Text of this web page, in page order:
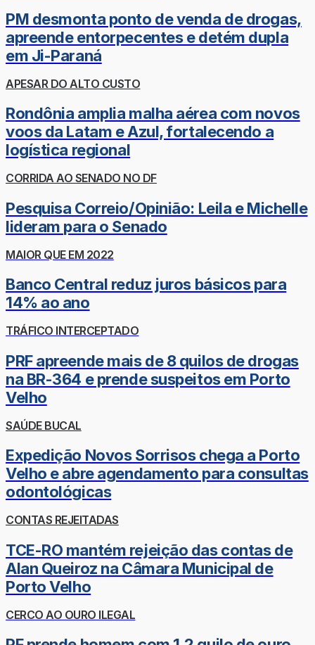
PM desmonta ponto de venda de drogas,
apreende entorpecentes e detém dupla
em Ji-Paraná
APESAR DO ALTO CUSTO
Rondônia amplia malha aérea com novos
voos da Latam e Azul, fortalecendo a
logística regional
CORRIDA AO SENADO NO DF
Pesquisa Correio/Opinião: Leila e Michelle
lideram para o Senado
MAIOR QUE EM 2022
Banco Central reduz juros básicos para
14% ao ano
TRÁFICO INTERCEPTADO
PRF apreende mais de 8 quilos de drogas
na BR-364 e prende suspeitos em Porto
Velho
SAÚDE BUCAL
Expedição Novos Sorrisos chega a Porto
Velho e abre agendamento para consultas
odontológicas
CONTAS REJEITADAS
TCE-RO mantém rejeição das contas de
Alan Queiroz na Câmara Municipal de
Porto Velho
CERCO AO OURO ILEGAL